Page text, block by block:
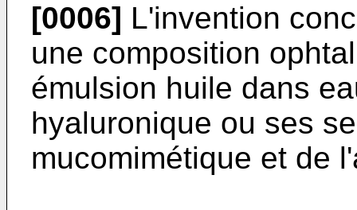
[0006] L'invention
une composition
émulsion huile dans
hyaluronique ou ses
mucomimétique et de